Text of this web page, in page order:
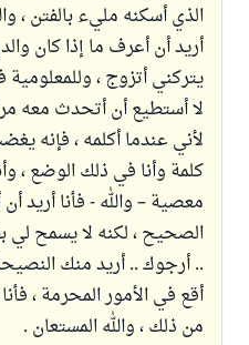
الذي أسكنه مليء بالفتن ،
أريد أن أعرف ما إذا كان
يتركني أتزوج ،
لا أستطيع أن أتحدث
لأني عندما أكلمه ، فإنه
كلمة وأنا في ذلك الوضع ،
معصية – والله - فأنا أريد
الصحيح ، لكنه لا يسمح
.. أرجوك .. أريد منك
أقع في الأمور المحرمة ،
من ذلك ، والله المستعان .